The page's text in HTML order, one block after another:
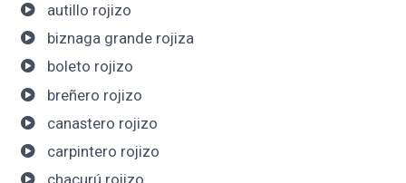
autillo rojizo
biznaga grande rojiza
boleto rojizo
breñero rojizo
canastero rojizo
carpintero rojizo